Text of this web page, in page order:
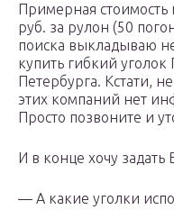
Примерная
руб. за рулон (50
поиска выкладываю
купить гибкий
Петербурга. Кстати,
этих компаний нет
Просто позвоните и
И в конце хочу задать
— А какие уголки